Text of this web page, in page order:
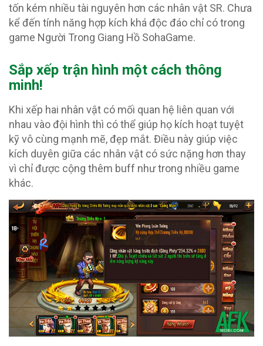
tốn kém nhiều tài nguyên hơn các nhân vật SR. Chưa
kể đến tính năng hợp kích khá độc đáo chỉ có trong
game Người Trong Giang Hồ SohaGame.
Sắp xếp trận hình một cách thông
minh!
Khi xếp hai nhân vật có mối quan hệ liên quan với
nhau vào đội hình thì có thể giúp họ kích hoạt tuyệt
kỹ vô cùng mạnh mẽ, đẹp mắt. Điều này giúp việc
kích duyên giữa các nhân vật có sức nặng hơn thay
vì chỉ được cộng thêm buff như trong nhiều game
khác.